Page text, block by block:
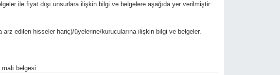
ile fiyat dışı unsurlara ilişkin bilgi ve belgelere aşağıda yer verilmiştir:
edilen hisseler hariç)/üyelerine/kurucularına ilişkin bilgi ve belgeler.
belgesi